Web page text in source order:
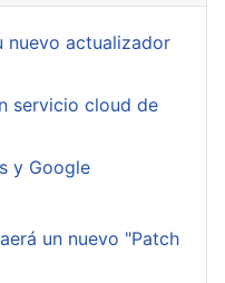
nuevo actualizador
servicio cloud de
y Google
un nuevo "Patch